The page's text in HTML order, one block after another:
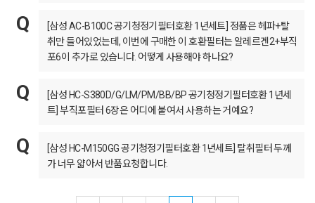
[삼성 AC-B100C 공기청정기필터호환 1년세트] 정품은 헤파+탈
취만 들어있었는데, 이번에 구매한 이 호환필터는 알레르겐2+부직
포6이 추가로 있습니다. 어떻게 사용해야 하나요?
[삼성 HC-S380D/G/LM/PM/BB/BP 공기청정기필터호환 1년세
트] 부직포필터 6장은 어디에 붙여서 사용하는 거예요?
[삼성 HC-M150GG 공기청정기필터호환 1년세트] 탈취필터 두께
가 너무 얇아서 반품요청합니다.